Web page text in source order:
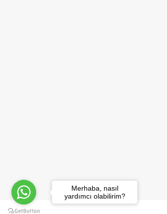
Merhaba, nasıl
yardımcı olabilirim?